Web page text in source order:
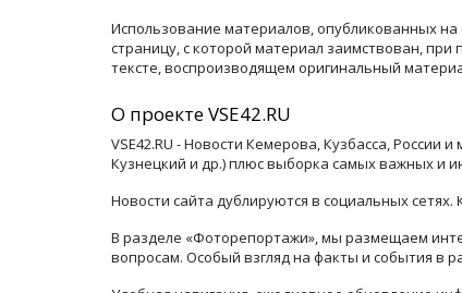
Использование материалов, опубликованных на
страницу, с которой материал заимствован,
тексте, воспроизводящем оригинальный
О проекте VSE42.RU
VSE42.RU - Новости Кемерова, Кузбасса,
Кузнецкий и др.) плюс выборка самых важных и
Новости сайта дублируются в социальных
В разделе «Фоторепортажи», мы размещаем
вопросам. Особый взгляд на факты и события в